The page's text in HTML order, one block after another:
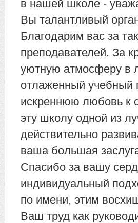
в нашей школе -
Вы талантливый
Благодарим вас за
преподавателей. За
уютную атмосферу в
отлаженный учебный
искреннюю любовь к
эту школу одной из
действительно
ваша большая
Спасибо за вашу
индивидуальный
по имени, этим
Ваш труд как